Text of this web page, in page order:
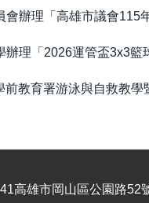
會辦理「高雄市議會115
辦理「2026運管盃3x3籃
前教育署游泳與自救教
高雄市岡山區公園路52